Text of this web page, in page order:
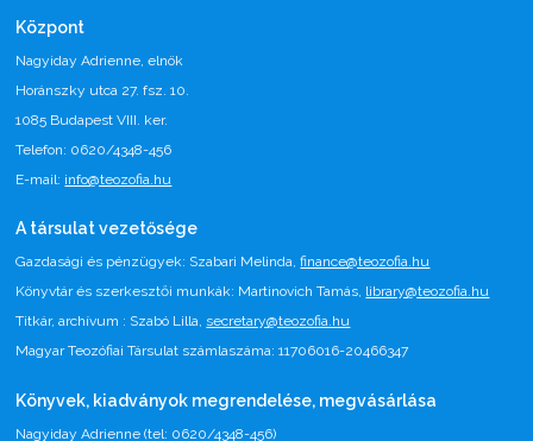
Központ
Nagyiday Adrienne, elnök
Horánszky utca 27. fsz. 10.
1085 Budapest VIII. ker.
Telefon: 0620/4348-456
E-mail: info@teozofia.hu
A társulat vezetősége
Gazdasági és pénzügyek: Szabari Melinda,finance@teozofia.hu
Könyvtár és szerkesztői munkák: Martinovich Tamás, library@teozofia.hu
Titkár, archívum : Szabó Lilla, secretary@teozofia.hu
Magyar Teozófiai Társulat számlaszáma: 11706016-20466347
Könyvek, kiadványok megrendelése, megvásárlása
Nagyiday Adrienne (tel: 0620/4348-456)